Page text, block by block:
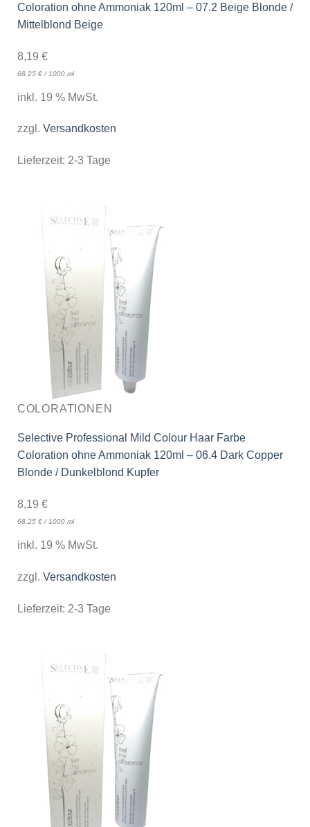
Coloration ohne Ammoniak 120ml – 07.2 Beige Blonde /
Mittelblond Beige
8,19 €
68,25 €/ 1000 ml
inkl. 19 % MwSt.
zzgl. Versandkosten
Lieferzeit: 2-3 Tage
COLORATIONEN
Selective Professional Mild Colour Haar Farbe
Coloration ohne Ammoniak 120ml – 06.4 Dark Copper
Blonde / Dunkelblond Kupfer
8,19 €
68,25 €/ 1000 ml
inkl. 19 % MwSt.
zzgl. Versandkosten
Lieferzeit: 2-3 Tage